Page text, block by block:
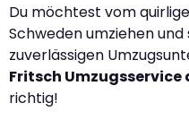
Du möchtest vom
Schweden umziehen
zuverlässigen
Fritsch Umzugsservice
richtig!